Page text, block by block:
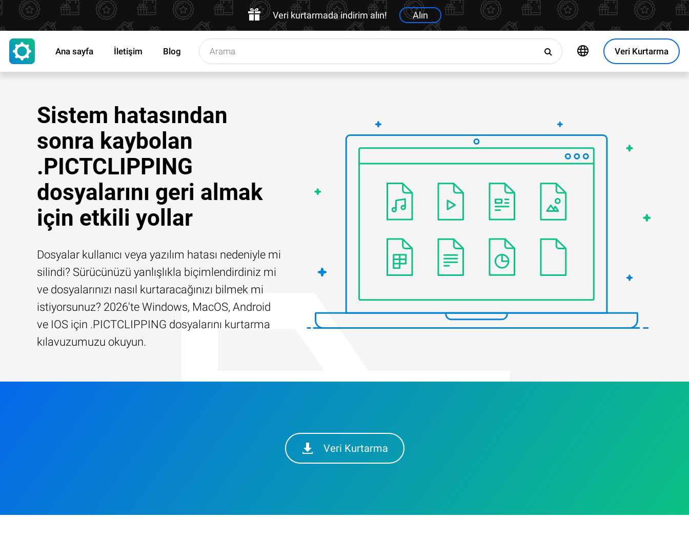
Veri kurtarmada indirim alın! Alın
Veri Kurtarma
Ana sayfa İletişim Blog
Sistem hatasından
sonra kaybolan
.PICTCLIPPING
dosyalarını geri almak
için etkili yollar
Dosyalar kullanıcı veya yazılım hatası nedeniyle mi
silindi? Sürücünüzü yanlışlıkla biçimlendirdiniz mi
ve dosyalarınızı nasıl kurtaracağınızı bilmek mi
istiyorsunuz? 2026'te Windows, MacOS, Android
ve IOS için .PICTCLIPPING dosyalarını kurtarma
kılavuzumuzu okuyun.
Veri Kurtarma